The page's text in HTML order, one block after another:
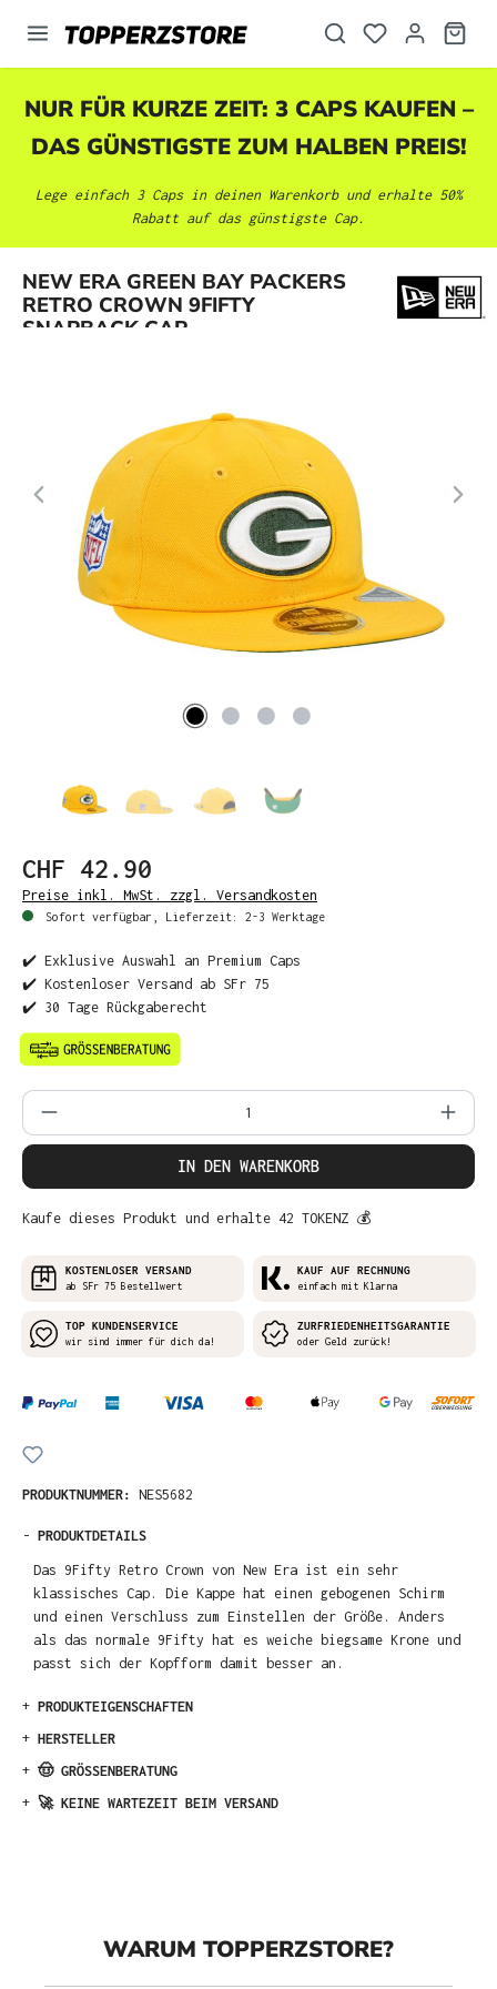
springen
NUR FÜR KURZE ZEIT: 3 CAPS KAUFEN –
DAS GÜNSTIGSTE ZUM HALBEN PREIS!
Lege einfach 3 Caps in deinen Warenkorb und erhalte 50%
Rabatt auf das günstigste Cap.
NEW ERA GREEN BAY PACKERS
RETRO CROWN 9FIFTY
SNAPBACK CAP
Bildergalerie überspringen
CHF 42.90
Preise inkl. MwSt. zzgl. Versandkosten
Sofort verfügbar, Lieferzeit: 2-3 Werktage
✔️ Exklusive Auswahl an Premium Caps
✔️ Kostenloser Versand ab SFr 75
✔️ 30 Tage Rückgaberecht
Produkt Anzahl: Gib den gewünschten
IN DEN WARENKORB
Kaufe dieses Produkt und erhalte 42 TOKENZ 💰
KOSTENLOSER VERSAND
ab SFr 75 Bestellwert
KAUF AUF RECHNUNG
einfach mit Klarna
TOP KUNDENSERVICE
wir sind immer für dich da!
ZURFRIEDENHEITSGARANTIE
oder Geld zurück!
PRODUKTNUMMER: NES5682
- PRODUKTDETAILS
Das 9Fifty Retro Crown von New Era ist ein sehr
klassisches Cap. Die Kappe hat einen gebogenen Schirm
und einen Verschluss zum Einstellen der Größe. Anders
als das normale 9Fifty hat es weiche biegsame Krone und
passt sich der Kopfform damit besser an.
+ PRODUKTEIGENSCHAFTEN
+ HERSTELLER
+ 🤠 GRÖSSENBERATUNG
+ 🚀 KEINE WARTEZEIT BEIM VERSAND
WARUM TOPPERZSTORE?